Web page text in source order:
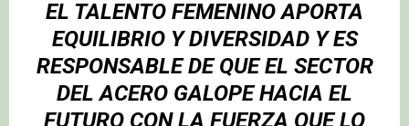
EL TALENTO FEMENINO APORTA
EQUILIBRIO Y DIVERSIDAD Y ES
RESPONSABLE DE QUE EL SECTOR
DEL ACERO GALOPE HACIA EL
FUTURO CON LA FUERZA QUE LO